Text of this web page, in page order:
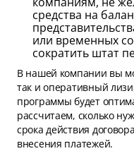
средства на
или временных
сократить штат
В нашей компании вы
так и оперативный
программы будет
рассчитаем, сколько
срока действия
внесения платежей.